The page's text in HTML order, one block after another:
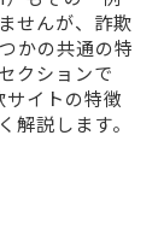
せんが、詐欺
かの共通の特
クションで
イトの特徴
解説します。